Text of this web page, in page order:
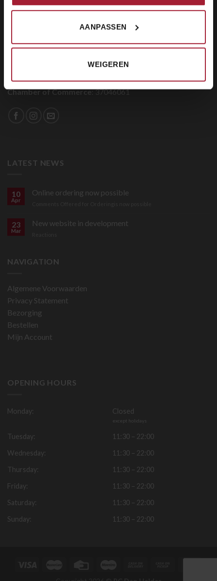
AANPASSEN
WEIGEREN
Beatrixstraat 38
E:info@chinesemuurdenhelder.nl
VAT:NL0099.34.868.B01
Chamber of Commerce: 37046061
LATEST NEWS
10
Apr
Online ordering now possible
23
Mar
New website in development
in
NAVIGATION
Algemene Voorwaarden
Privacy Statement
Bezorging
Bestellen
Mijn Account
OPENING HOURS
Monday: Closed
except holidays
Tuesday:
11:30 – 22:00
Wednesday:
11:30 – 22:00
Thursday:
11:30 – 22:00
Friday:
11:30 – 22:00
Saturday:
11:30 – 22:00
Sunday:
11:30 – 22:00